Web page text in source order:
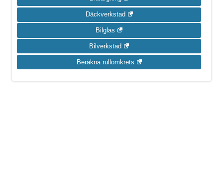
Däckverkstad
Bilglas
Bilverkstad
Beräkna rullomkrets